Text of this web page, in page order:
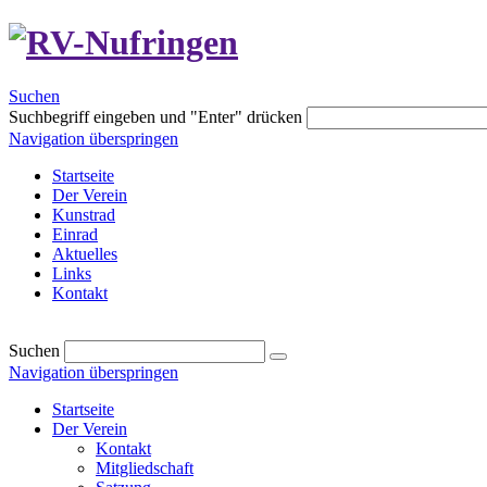
Suchen
Suchbegriff eingeben und "Enter" drücken
Navigation überspringen
Startseite
Der Verein
Kunstrad
Einrad
Aktuelles
Links
Kontakt
Suchen
Navigation überspringen
Startseite
Der Verein
Kontakt
Mitgliedschaft